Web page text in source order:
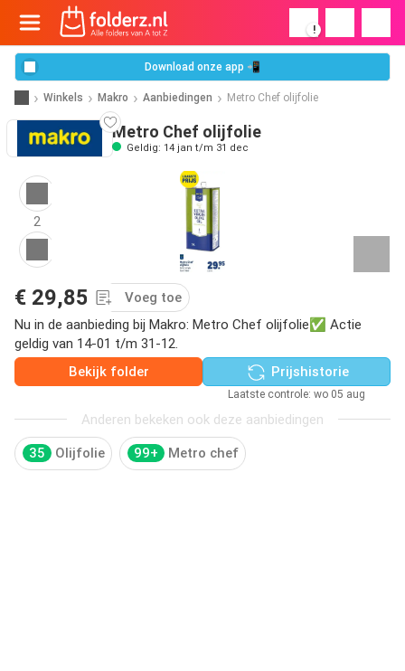
!
Download onze app 📲
Winkels Makro Aanbiedingen Metro Chef olijfolie
Metro Chef olijfolie
Geldig: 14 jan t/m 31 dec
2
€ 29,85
Voeg toe
Nu in de aanbieding bij Makro: Metro Chef olijfolie✅ Actie
geldig van 14-01 t/m 31-12.
Bekijk folder
Prijshistorie
Laatste controle: wo 05 aug
Anderen bekeken ook deze aanbiedingen
35 Olijfolie 99+ Metro chef